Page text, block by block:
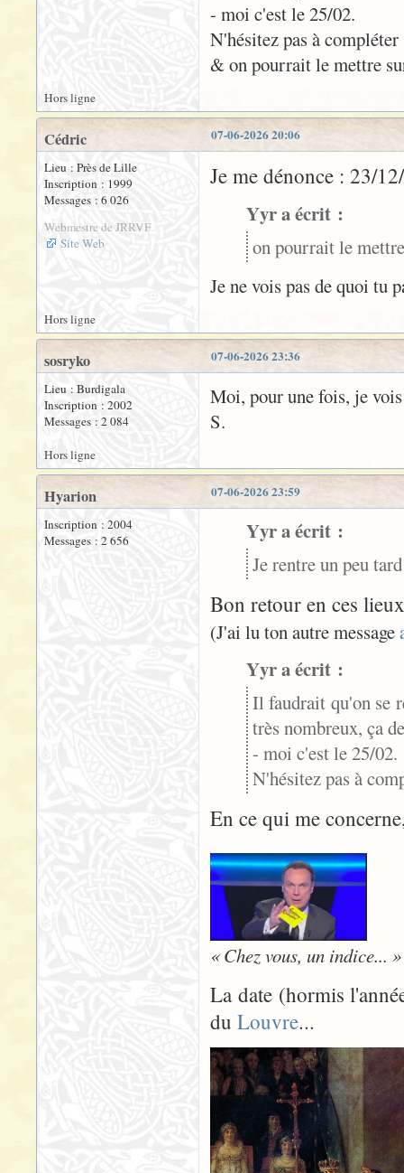
- moi c'est le 25/02.
N'hésitez pas à
& on pourrait le mettre
Hors ligne
07-06-2026 20:06
Cédric
Lieu : Près de Lille
Inscription : 1999
Messages : 6 026
Webmestre de JRRVF
Site Web
Je me dénonce : 23/
Yyr a écrit :
on pourrait le
Je ne vois pas de quoi tu
Hors ligne
07-06-2026 23:36
sosryko
Lieu : Burdigala
Inscription : 2002
Messages : 2 084
Moi, pour une fois, je
S.
Hors ligne
07-06-2026 23:59
Hyarion
Inscription : 2004
Messages : 2 656
Yyr a écrit :
Je rentre un peu
Bon retour en ces
(J'ai lu ton autre message
Yyr a écrit :
Il faudrait qu'on se
très nombreux, ça
- moi c'est le 25/02.
N'hésitez pas à
En ce qui me
« Chez vous, un indice... »
La date (hormis
du Louvre...